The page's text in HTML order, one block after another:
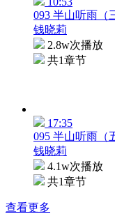
093 半山听雨（
钱晓莉
2.8w次播放
共1章节
17:35
095 半山听雨（
钱晓莉
4.1w次播放
共1章节
查看更多